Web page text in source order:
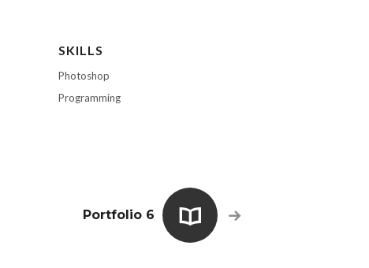
SKILLS
Photoshop
Programming
Portfolio 6